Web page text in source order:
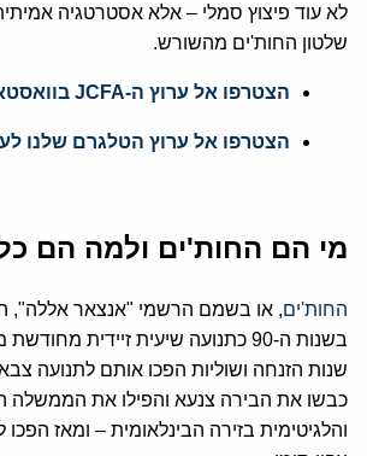
לא עוד פיצוץ סמלי – אלא אסטרטגיה
שלטון החות'ים מהשורש.
הצטרפו אל ערוץ ה-JCFA בוואסטאפ
הצטרפו אל ערוץ הטלגרם שלנו
מי הם החות'ים ולמה הם
החות'ים, או בשמם הרשמי "אנצאר אללה",
בשנות ה-90 כתנועה שיעית זיידית
כבשו את הבירה צנעא והפילו את הממשלה
והלגיטימית בזירה הבינלאומית – ומאז